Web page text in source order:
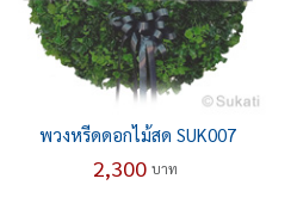
พวงหรีดดอกไม้สด SUK007
2,300 บาท